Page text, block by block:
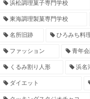
浜松調理菓子専門学校
東海調理製菓専門学校
名所旧跡 ひろみち料
ファッション 青年
くるみ割り人形 浜名
ダイエット